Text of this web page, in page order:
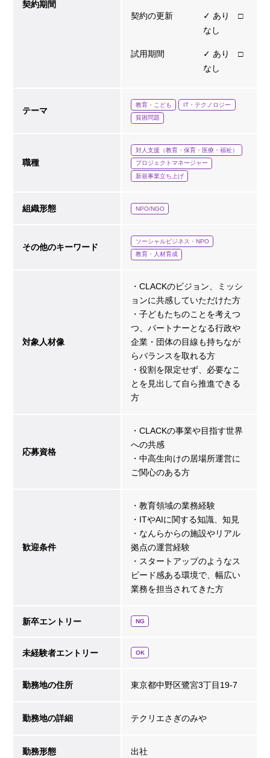
契約期間
契約の更新
✓ あり □
なし
試用期間
✓ あり □
なし
テーマ
教育・こども
IT・テクノロジー
貧困問題
職種
対人支援（教育・保育・医療・福祉）
プロジェクトマネージャー
新規事業立ち上げ
組織形態 NPO/NGO
その他のキーワード
ソーシャルビジネス・NPO
教育・人材育成
対象人材像
・CLACKのビジョン、ミッシ
ョンに共感していただけた方
・子どもたちのことを考えつ
つ、パートナーとなる行政や
企業・団体の目線も持ちなが
らバランスを取れる方
・役割を限定せず、必要なこ
とを見出して自ら推進できる
方
応募資格
・CLACKの事業や目指す世界
への共感
・中高生向けの居場所運営に
ご関心のある方
歓迎条件
・教育領域の業務経験
・ITやAIに関する知識、知見
・なんらからの施設やリアル
拠点の運営経験
・スタートアップのようなス
ピード感ある環境で、幅広い
業務を担当されてきた方
新卒エントリー NG
未経験者エントリー OK
勤務地の住所 東京都中野区鷺宮3丁目19-7
勤務地の詳細 テクリエさぎのみや
勤務形態 出社